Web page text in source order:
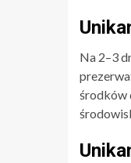
Na 2–3
środków